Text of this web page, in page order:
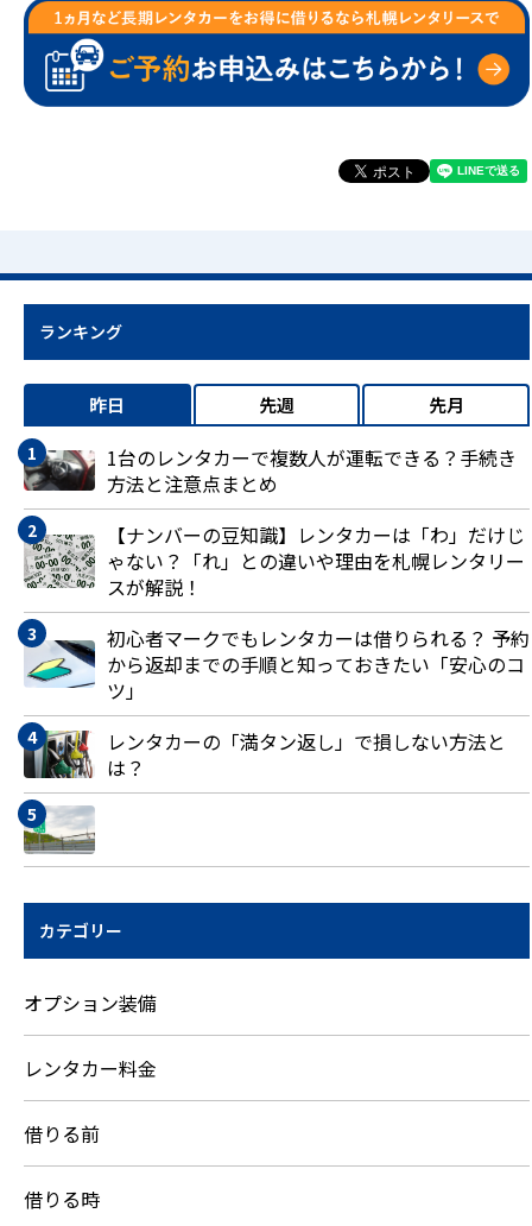
ランキング
昨日 先週 先月
1台のレンタカーで複数人が運転できる？手続き
方法と注意点まとめ
【ナンバーの豆知識】レンタカーは「わ」だけじ
ゃない？「れ」との違いや理由を札幌レンタリー
スが解説！
初心者マークでもレンタカーは借りられる？ 予約
から返却までの手順と知っておきたい「安心のコ
ツ」
レンタカーの「満タン返し」で損しない方法と
は？
カテゴリー
オプション装備
レンタカー料金
借りる前
借りる時